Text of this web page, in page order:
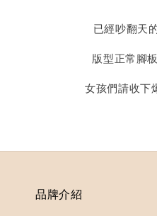
已經吵翻天
版型正常腳
女孩們請收下
品牌介紹